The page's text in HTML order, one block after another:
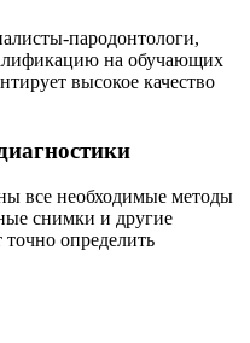
пародонтологи,
на обучающих
высокое качество
все необходимые методы
снимки и другие
определить